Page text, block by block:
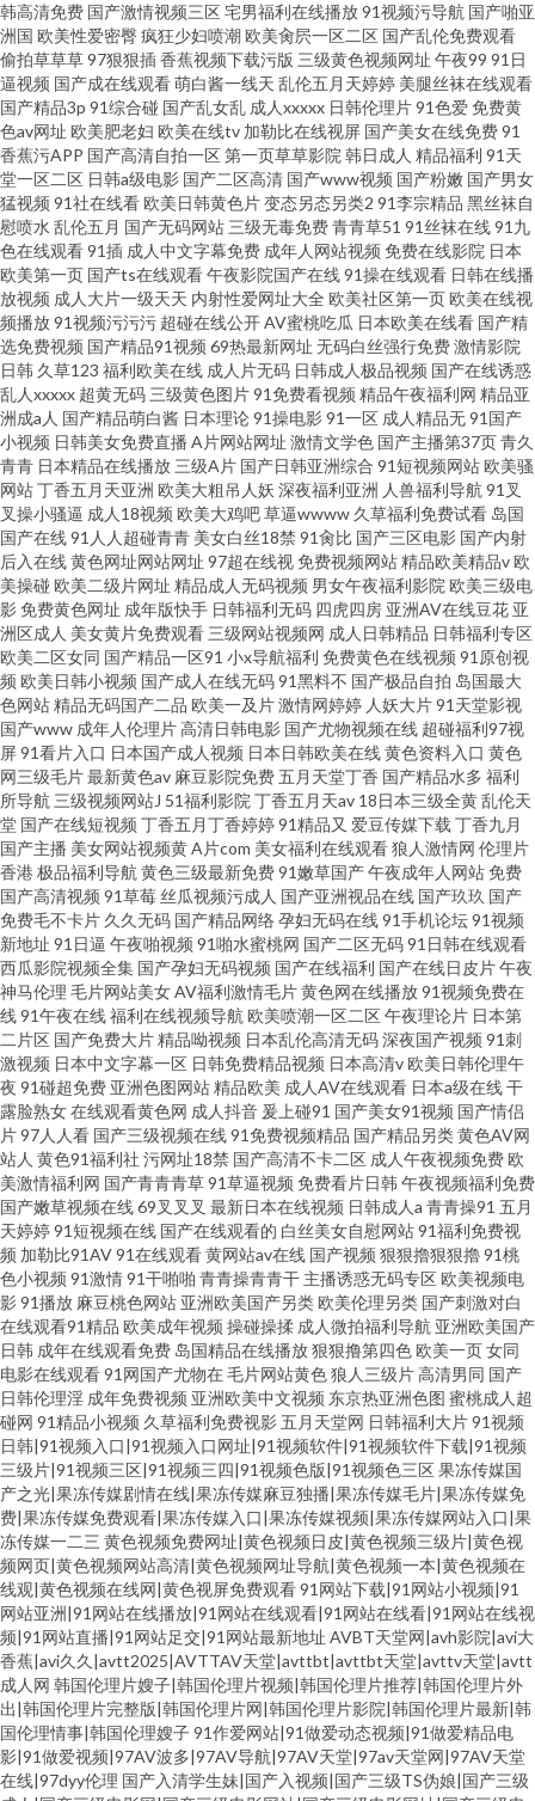
91视频合集 久久国产精品视频网 先锋影音自拍 91视额 欧美久久一级久久九
九
韩高清免费 国产激情视频三区宅男福利在线播放91视频污导航 国产啪亚
洲国 欧美性爱密臀疯狂少妇喷潮欧美肏屄一区二区 国产乱伦免费观看
偷拍草草草97狠狠插香蕉视频下载污版 三级黄色视频网址 午夜99 91日
逼视频 国产成在线观看萌白酱一线天 乱伦五月天婷婷 美腿丝袜在线观看
国产精品3p 91综合碰 国产乱女乱 成人xxxxx 日韩伦理片91色爱免费黄
色av网址 欧美肥老妇 欧美在线tv 加勒比在线视屏 国产美女在线免费91
香蕉污APP 国产高清自拍一区第一页草草影院 韩日成人 精品福利 91天
堂一区二区 日韩a级电影 国产二区高清 国产www视频 国产粉嫩 国产男女
猛视频 91社在线看欧美日韩黄色片变态另态另类2 91李宗精品 黑丝袜自
慰喷水 乱伦五月 国产无码网站 三级无毒免费青青草51 91丝袜在线91九
色在线观看91插 成人中文字幕免费 成年人网站视频 免费在线影院 日本
欧美第一页 国产ts在线观看午夜影院国产在线91操在线观看 日韩在线播
放视频 成人大片一级天天 内射性爱网址大全 欧美社区第一页欧美在线视
频播放91视频污污污 超碰在线公开AV蜜桃吃瓜 日本欧美在线看 国产精
选免费视频 国产精品91视频 69热最新网址 无码白丝强行免费激情影院
日韩 久草123 福利欧美在线 成人片无码 日韩成人极品视频 国产在线诱惑
乱人xxxxx 超黄无码 三级黄色图片91免费看视频 精品午夜福利网 精品亚
洲成a人 国产精品萌白酱 日本理论91操电影91一区 成人精品无91国产
小视频 日韩美女免费直播 A片网站网址 激情文学色 国产主播第37页青久
青青 日本精品在线播放 三级A片 国产日韩亚洲综合 91短视频网站欧美骚
网站丁香五月天亚洲 欧美大粗吊人妖 深夜福利亚洲 人兽福利导航 91叉
叉操小骚逼 成人18视频 欧美大鸡吧草逼wwww 久草福利免费试看 岛国
国产在线91人人超碰青青 美女白丝18禁 91肏比 国产三区电影 国产内射
后入在线黄色网址网站网址 97超在线视免费视频网站精品欧美精品v欧
美操碰 欧美二级片网址 精品成人无码视频 男女午夜福利影院 欧美三级电
影免费黄色网址 成年版快手 日韩福利无码 四虎四房 亚洲AV在线豆花 亚
洲区成人 美女黄片免费观看 三级网站视频网 成人日韩精品 日韩福利专区
欧美二区女同 国产精品一区91 小x导航福利 免费黄色在线视频 91原创视
频 欧美日韩小视频 国产成人在线无码91黑料不 国产极品自拍 岛国最大
色网站精品无码国产二品 欧美一及片激情网婷婷 人妖大片91天堂影视
国产www 成年人伦理片高清日韩电影 国产尤物视频在线 超碰福利97视
屏91看片入口 日本国产成人视频 日本日韩欧美在线黄色资料入口 黄色
网三级毛片最新黄色av 麻豆影院免费 五月天堂丁香 国产精品水多 福利
所导航 三级视频网站J 51福利影院 丁香五月天av 18日本三级全黄乱伦天
堂 国产在线短视频 丁香五月丁香婷婷91精品又 爱豆传媒下载 丁香九月
国产主播 美女网站视频黄A片com 美女福利在线观看狼人激情网 伦理片
香港极品福利导航 黄色三级最新免费91嫩草国产午夜成年人网站免费
国产高清视频 91草莓 丝瓜视频污成人 国产亚洲视品在线 国产玖玖 国产
免费毛不卡片 久久无码 国产精品网络孕妇无码在线91手机论坛91视频
新地址 91日逼 午夜啪视频 91啪水蜜桃网 国产二区无码91日韩在线观看
西瓜影院视频全集 国产孕妇无码视频 国产在线福利 国产在线日皮片午夜
神马伦理 毛片网站美女AV福利激情毛片黄色网在线播放91视频免费在
线91午夜在线福利在线视频导航 欧美喷潮一区二区午夜理论片 日本第
二片区 国产免费大片精品呦视频 日本乱伦高清无码深夜国产视频 91刺
激视频 日本中文字幕一区 日韩免费精品视频 日本高清v欧美日韩伦理午
夜 91碰超免费 亚洲色图网站精品欧美 成人AV在线观看 日本a级在线干
露脸熟女在线观看黄色网 成人抖音 爰上碰91 国产美女91视频 国产情侣
片97人人看 国产三级视频在线91免费视频精品 国产精品另类黄色AV网
站人 黄色91福利社 污网址18禁 国产高清不卡二区 成人午夜视频免费欧
美激情福利网 国产青青青草91草逼视频 免费看片日韩午夜视频福利免费
国产嫩草视频在线69叉叉叉 最新日本在线视频 日韩成人a 青青操91 五月
天婷婷91短视频在线 国产在线观看的 白丝美女自慰网站91福利免费视
频 加勒比91AV91在线观看黄网站av在线 国产视频 狠狠擼狠狠擼91桃
色小视频 91激情91干啪啪 青青操青青干 主播诱惑无码专区欧美视频电
影91播放 麻豆桃色网站 亚洲欧美国产另类欧美伦理另类 国产刺激对白
在线观看91精品 欧美成年视频 操碰操揉 成人微拍福利导航 亚洲欧美国产
日韩 成年在线观看免费 岛国精品在线播放狠狠撸第四色欧美一页女同
电影在线观看91网国产尤物在毛片网站黄色狼人三级片高清男同 国产
日韩伦理淫 成年免费视频 亚洲欧美中文视频 东京热亚洲色图 蜜桃成人超
碰网 91精品小视频 久草福利免费视影 五月天堂网 日韩福利大片91视频
日韩|91视频入口|91视频入口网址|91视频软件|91视频软件下载|91视频
三级片|91视频三区|91视频三四|91视频色版|91视频色三区果冻传媒国
产之光|果冻传媒剧情在线|果冻传媒麻豆独播|果冻传媒毛片|果冻传媒免
费|果冻传媒免费观看|果冻传媒入口|果冻传媒视频|果冻传媒网站入口|果
冻传媒一二三 黄色视频免费网址|黄色视频日皮|黄色视频三级片|黄色视
频网页|黄色视频网站高清|黄色视频网址导航|黄色视频一本|黄色视频在
线观|黄色视频在线网|黄色视屏免费观看91网站下载|91网站小视频|91
网站亚洲|91网站在线播放|91网站在线观看|91网站在线看|91网站在线视
频|91网站直播|91网站足交|91网站最新地址 AVBT天堂网|avh影院|avi大
香蕉|avi久久|avtt2025|AVTTAV天堂|avttbt|avttbt天堂|avttv天堂|avtt
成人网 韩国伦理片嫂子|韩国伦理片视频|韩国伦理片推荐|韩国伦理片外
出|韩国伦理片完整版|韩国伦理片网|韩国伦理片影院|韩国伦理片最新|韩
国伦理情事|韩国伦理嫂子91作爱网站|91做爱动态视频|91做爱精品电
影|91做爱视频|97AV波多|97AV导航|97AV天堂|97av天堂网|97AV天堂
在线|97dyy伦理 国产入清学生妹|国产入视频|国产三级TS伪娘|国产三级